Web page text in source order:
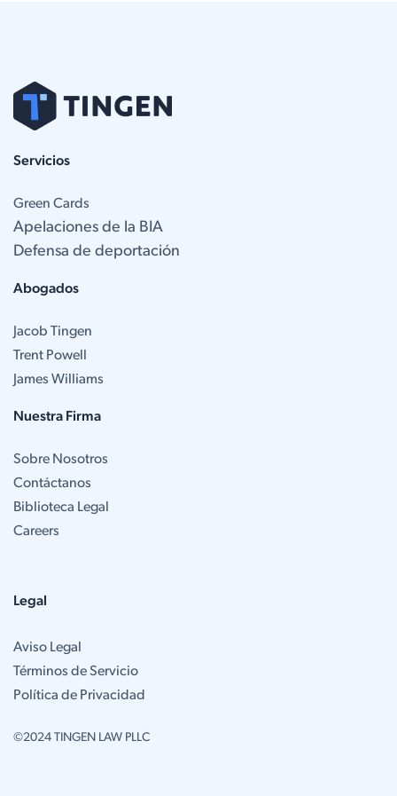
Servicios
Green Cards
Apelaciones de la BIA
Defensa de deportación
©2024 TINGEN LAW PLLC
Abogados
Jacob Tingen
Trent Powell
James Williams
Nuestra Firma
Sobre Nosotros
Contáctanos
Biblioteca Legal
Careers
Legal
Aviso Legal
Términos de Servicio
Política de Privacidad